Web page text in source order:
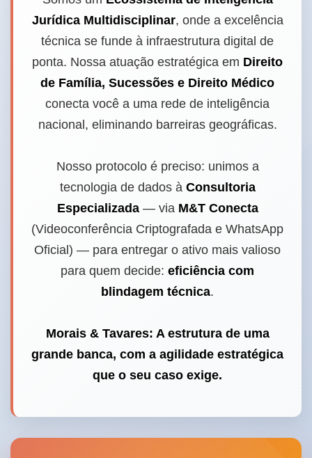
Jurídica Multidisciplinar, onde a excelência
técnica se funde à infraestrutura digital de
ponta. Nossa atuação estratégica em Direito
de Família, Sucessões e Direito Médico
conecta você a uma rede de inteligência
nacional, eliminando barreiras geográficas.
Nosso protocolo é preciso: unimos a
tecnologia de dados à Consultoria
Especializada— via M&T Conecta
(Videoconferência Criptografada e WhatsApp
Oficial) — para entregar o ativo mais valioso
para quem decide: eficiência com
blindagem técnica.
Morais & Tavares: A estrutura de uma
grande banca, com a agilidade estratégica
que o seu caso exige.